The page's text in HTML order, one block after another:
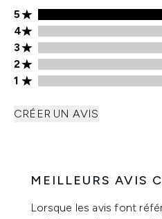
Note de 5 étoiles 1 avis
5
Note de 4 étoiles 0 avis
4
Note de 3 étoiles 0 avis
3
Note de 2 étoiles 0 avis
2
Note de 1 étoiles 0 avis
1
CRÉER UN AVIS
MEILLEURS AVIS
Lorsque les avis font